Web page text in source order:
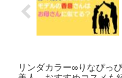
リンダカラー∞りなぴっ